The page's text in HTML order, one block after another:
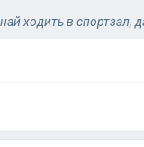
ходить в спортзал,